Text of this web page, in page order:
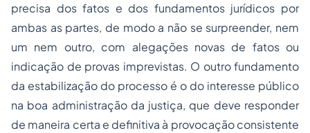
precisa dos fatos e dos fundamentos jurídicos por
ambas as partes, de modo a não se surpreender, nem
um nem outro, com alegações novas de fatos ou
indicação de provas imprevistas. O outro fundamento
da estabilização do processo é o do interesse público
na boa administração da justiça, que deve responder
de maneira certa e definitiva à provocação consistente